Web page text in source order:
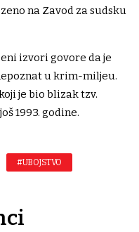
na Zavod za sudsku
izvori govore da je
u krim-miljeu.
je bio blizak tzv.
1993. godine.
#UBOJSTVO